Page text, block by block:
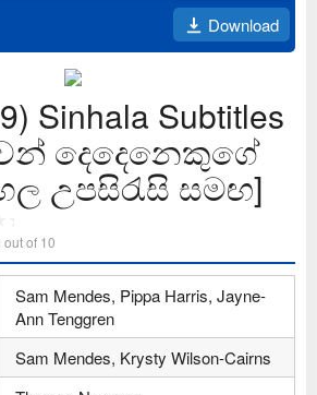
Download
Sinhala Subtitles
දෙදෙනෙකුගේ
උපසිරැසි සමඟ]
out of 10
Sam Mendes, Pippa Harris, Jayne-
Ann Tenggren
Sam Mendes, Krysty Wilson-Cairns